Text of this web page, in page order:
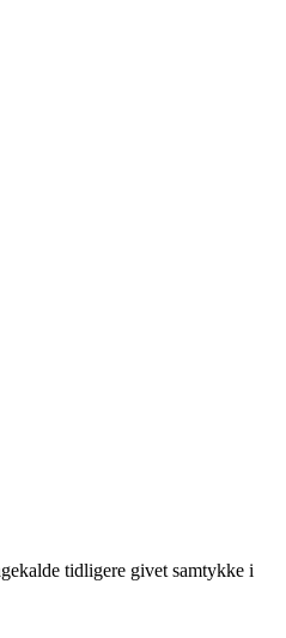
tidligere givet samtykke i